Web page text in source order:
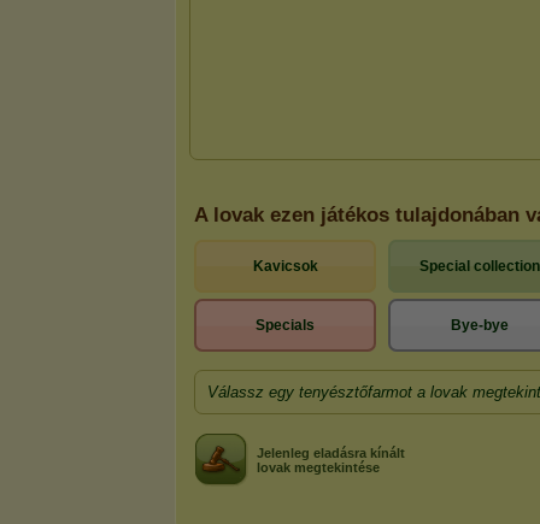
A lovak ezen játékos tulajdonában
Kavicsok Special collection
Specials Bye-bye
Válassz egy tenyésztőfarmot a lovak
Jelenleg eladásra kínált
lovak megtekintése